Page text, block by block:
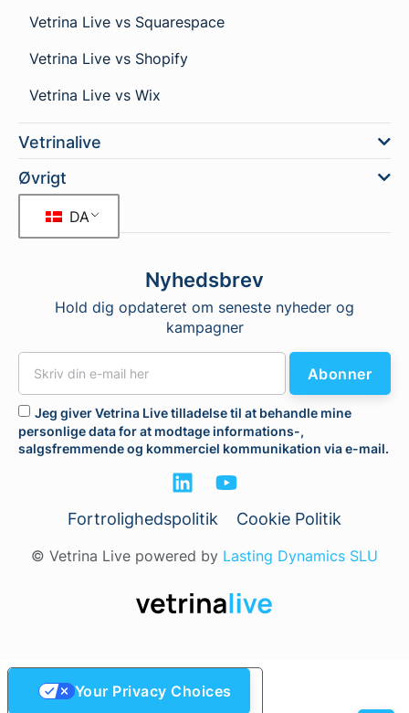
Vetrina Live vs Squarespace
Vetrina Live vs Shopify
Vetrina Live vs Wix
Vetrinalive
Øvrigt
DA
Nyhedsbrev
Hold dig opdateret om seneste nyheder og
kampagner
Jeg giver Vetrina Live tilladelse til at behandle mine
personlige data for at modtage informations-,
salgsfremmende og kommerciel kommunikation via e-mail.
Abonner
Fortrolighedspolitik Cookie Politik
© Vetrina Live powered by Lasting Dynamics SLU
Your Privacy Choices